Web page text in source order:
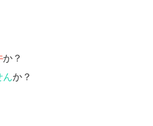
か？
んか？